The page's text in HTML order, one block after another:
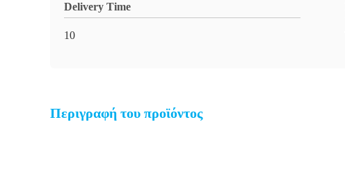
Delivery Time
10
Περιγραφή του προϊόντος